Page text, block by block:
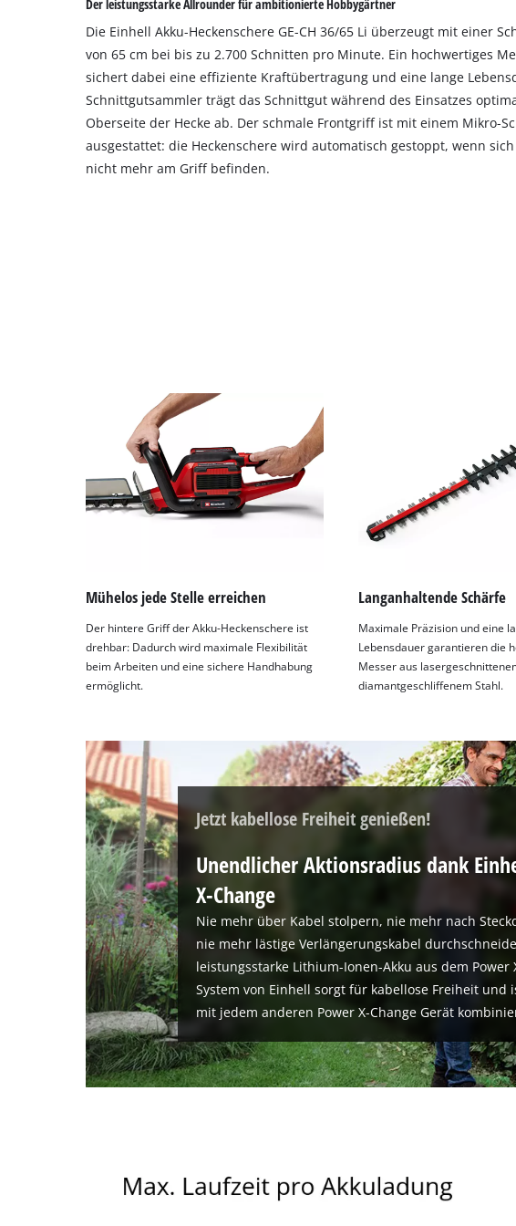
the
Der leistungsstarke Allrounder für ambitionierte Hobbygärtner
Die Einhell Akku-Heckenschere GE-CH 36/65 Li überzeugt mit einer
von 65 cm bei bis zu 2.700 Schnitten pro Minute. Ein hochwertiges
sichert dabei eine effiziente Kraftübertragung und eine lange
Schnittgutsammler trägt das Schnittgut während des Einsatzes
Oberseite der Hecke ab. Der schmale Frontgriff ist mit einem Mikro-
ausgestattet: die Heckenschere wird automatisch gestoppt, wenn
nicht mehr am Griff befinden.
Mühelos jede Stelle erreichen
Der hintere Griff der Akku-Heckenschere ist
drehbar: Dadurch wird maximale Flexibilität
beim Arbeiten und eine sichere Handhabung
ermöglicht.
Langanhaltende Schärfe
Maximale Präzision und eine
Lebensdauer garantieren die
Messer aus
diamantgeschliffenem Stahl.
Jetzt kabellose Freiheit genießen!
Unendlicher Aktionsradius dank
X-Change
Nie mehr über Kabel stolpern, nie mehr nach
nie mehr lästige Verlängerungskabel
leistungsstarke Lithium-Ionen-Akku aus dem Power
System von Einhell sorgt für kabellose Freiheit und
mit jedem anderen Power X-Change Gerät